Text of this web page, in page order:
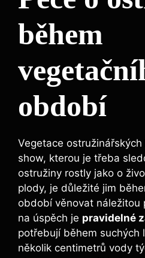
během
období
Vegetace
show, kterou je třeba
ostružiny rostly jako o
plody, je důležité jim
období věnovat náležitou
na úspěch je pravidelné
potřebují během suchých
několik centimetrů vody